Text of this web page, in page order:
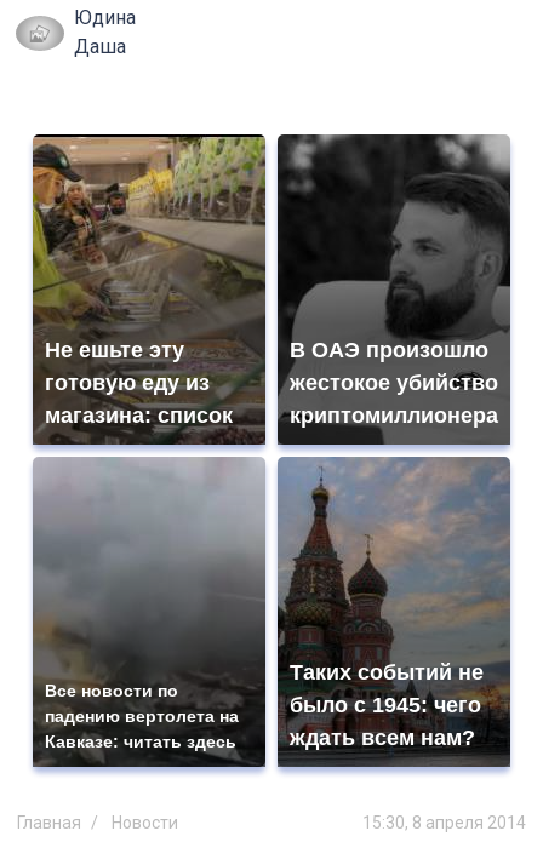
Юдина
Даша
Не ешьте эту
готовую еду из
магазина: список
В ОАЭ произошло
жестокое убийство
криптомиллионера
Все новости по
падению вертолета на
Кавказе: читать здесь
Таких событий не
было с 1945: чего
ждать всем нам?
Главная Новости 15:30, 8 апреля 2014